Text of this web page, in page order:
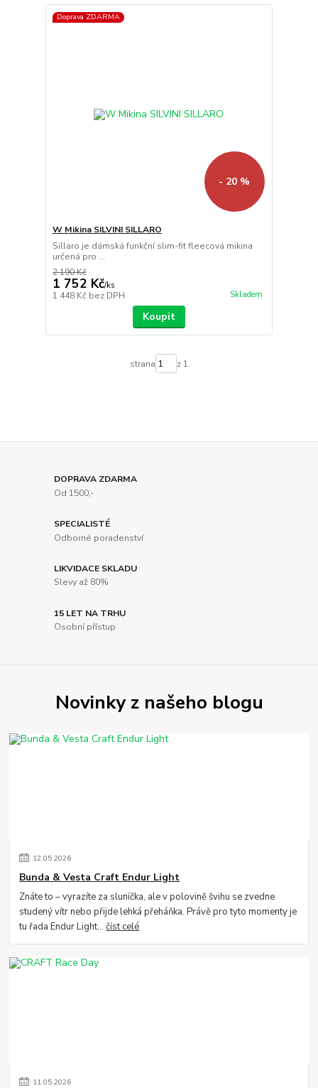
Doprava ZDARMA
- 20 %
W Mikina SILVINI SILLARO
Sillaro je dámská funkční slim-fit fleecová mikina
určená pro ...
2 190 Kč
1 752 Kč/ks
1 448 Kč bez DPH Skladem
Koupit
strana z 1
DOPRAVA ZDARMA
Od 1500,-
SPECIALISTÉ
Odborné poradenství
LIKVIDACE SKLADU
Slevy až 80%
15 LET NA TRHU
Osobní přístup
Novinky z našeho blogu
12.05.2026
Bunda & Vesta Craft Endur Light
Znáte to – vyrazíte za sluníčka, ale v polovině švihu se zvedne
studený vítr nebo přijde lehká přeháňka. Právě pro tyto momenty je
tu řada Endur Light...číst celé
11.05.2026